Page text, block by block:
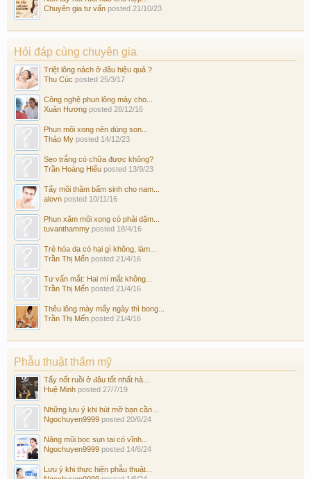
Chuyên gia tư vấn posted 21/10/23
Hỏi đáp cùng chuyên gia
Triệt lông nách ở đâu hiệu quả ?
Thu Cúc posted 25/3/17
Công nghệ phun lông mày cho...
Xuân Hương posted 28/12/16
Phun môi xong nên dùng son...
Thảo My posted 14/12/23
Sẹo trắng có chữa được không?
Trần Hoàng Hiếu posted 13/9/23
Tẩy môi thâm bẩm sinh cho nam...
alovn posted 10/11/16
Phun xăm môi xong có phải dặm...
tuvanthammy posted 18/4/16
Trẻ hóa da có hại gì không, làm...
Trần Thị Mến posted 21/4/16
Tư vấn mắt: Hai mí mắt không...
Trần Thị Mến posted 21/4/16
Thêu lông mày mấy ngày thì bong...
Trần Thị Mến posted 21/4/16
Phẫu thuật thẩm mỹ
Tẩy nốt ruồi ở đâu tốt nhất hà...
Huệ Minh posted 27/7/19
Những lưu ý khi hút mỡ bạn cần...
Ngochuyen9999 posted 20/6/24
Nâng mũi bọc sụn tai có vĩnh...
Ngochuyen9999 posted 14/6/24
Lưu ý khi thực hiện phẫu thuật...